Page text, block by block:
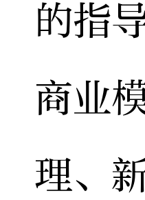
的指
商业
理、